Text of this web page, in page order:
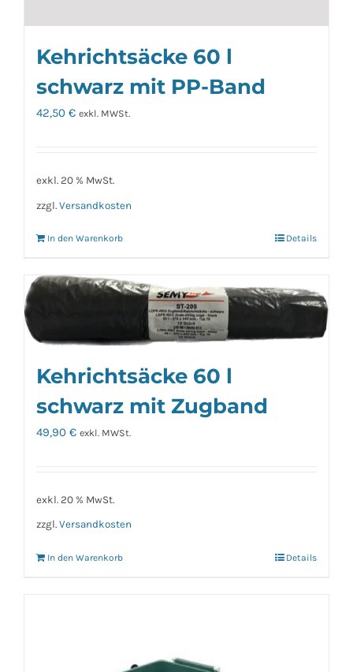
Kehrichtsäcke 60 l
schwarz mit PP-Band
42,50 € exkl. MWSt.
exkl. 20 % MwSt.
zzgl. Versandkosten
In den Warenkorb Details
Kehrichtsäcke 60 l
schwarz mit Zugband
49,90 € exkl. MWSt.
exkl. 20 % MwSt.
zzgl. Versandkosten
In den Warenkorb Details